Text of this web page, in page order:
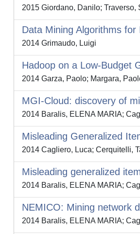
2015 Giordano, Danilo;
Data Mining Algorithms
2014 Grimaudo, Luigi
Hadoop on a Low-Budget
2014 Garza, Paolo; Margara,
MGI-Cloud: discovery of
2014 Baralis, ELENA MARIA;
Misleading Generalized
2014 Cagliero, Luca; Cerquitelli,
Misleading generalized
2014 Baralis, ELENA MARIA;
NEMICO: Mining network
2014 Baralis, ELENA MARIA;